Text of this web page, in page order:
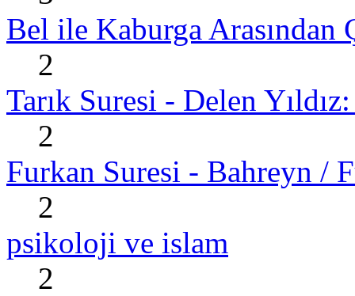
Bel ile Kaburga Arasından
2
Tarık Suresi - Delen
2
Furkan Suresi - Bahreyn /
2
psikoloji ve islam
2